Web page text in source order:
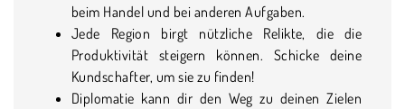
beim Handel und bei anderen Aufgaben.
Jede Region birgt nützliche Relikte, die die
Produktivität steigern können. Schicke deine
Kundschafter, um sie zu finden!
Diplomatie kann dir den Weg zu deinen Zielen